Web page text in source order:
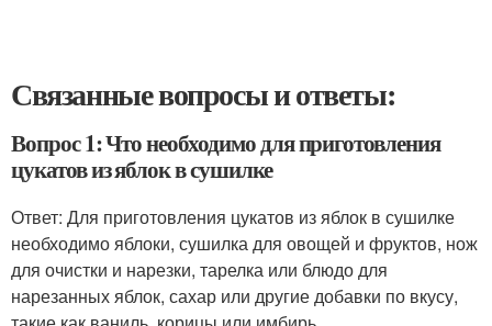
Связанные вопросы и ответы:
Вопрос 1: Что необходимо для приготовления
цукатов из яблок в сушилке
Ответ: Для приготовления цукатов из яблок в сушилке
необходимо яблоки, сушилка для овощей и фруктов, нож
для очистки и нарезки, тарелка или блюдо для
нарезанных яблок, сахар или другие добавки по вкусу,